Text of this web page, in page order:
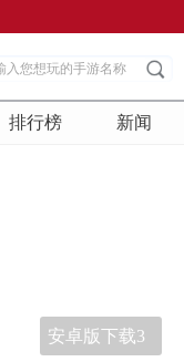
排行榜 新闻
安卓版下载3